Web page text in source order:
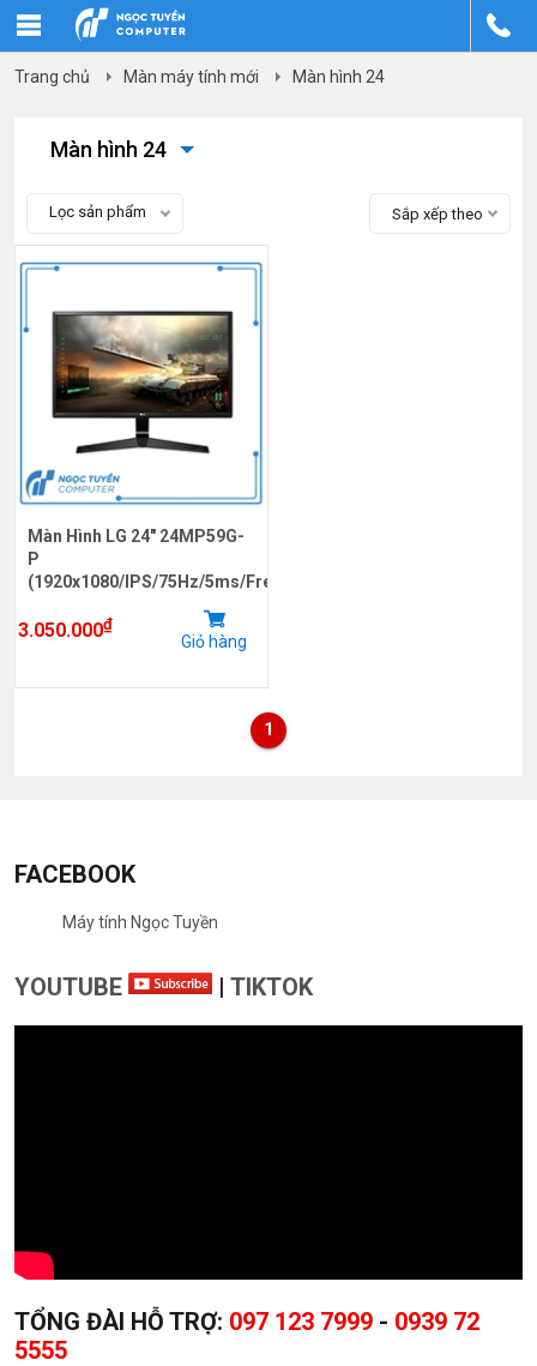
Trang chủ Màn máy tính mới Màn hình 24
Màn hình 24
Lọc sản phẩm Sắp xếp theo
Màn Hình LG 24" 24MP59G-
P
(1920x1080/IPS/75Hz/5ms/FreeSync)
3.050.000₫
Giỏ hàng
1
FACEBOOK
Máy tính Ngọc Tuyền
YOUTUBE | TIKTOK
TỔNG ĐÀI HỖ TRỢ: 097 123 7999 - 0939 72
5555